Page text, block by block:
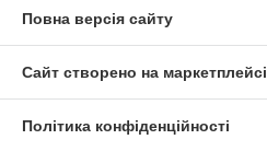
Повна версія сайту
Сайт створено на маркетплейсі
Політика конфіденційності